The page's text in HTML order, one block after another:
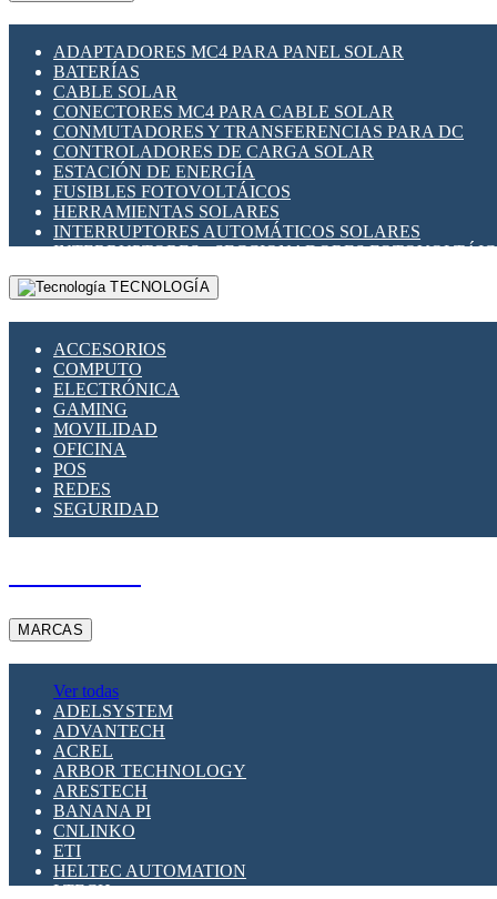
ADAPTADORES MC4 PARA PANEL SOLAR
BATERÍAS
CABLE SOLAR
CONECTORES MC4 PARA CABLE SOLAR
CONMUTADORES Y TRANSFERENCIAS PARA DC
CONTROLADORES DE CARGA SOLAR
ESTACIÓN DE ENERGÍA
FUSIBLES FOTOVOLTÁICOS
HERRAMIENTAS SOLARES
INTERRUPTORES AUTOMÁTICOS SOLARES
INTERRUPTORES - SECCIONADORES
MONTAJE PANEL SOLAR
PORTA FUSIBLES Y SECCIONADORES
TECNOLOGÍA
ACCESORIOS
COMPUTO
ELECTRÓNICA
GAMING
MOVILIDAD
OFICINA
POS
REDES
SEGURIDAD
MARCAS
Ver todas
ADELSYSTEM
ADVANTECH
ACREL
ARBOR TECHNOLOGY
ARESTECH
BANANA PI
CNLINKO
ETI
HELTEC AUTOMATION
LTECH